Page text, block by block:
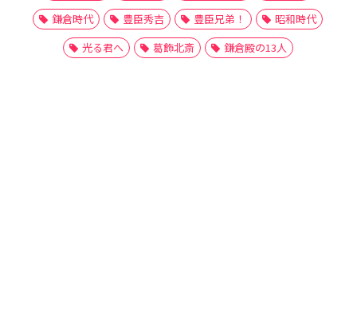
鎌倉時代
豊臣秀吉 豊臣兄弟！
昭和時代
光る君へ
葛飾北斎 鎌倉殿の13人